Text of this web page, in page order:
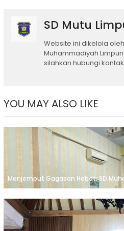
SD Mutu
Website ini dikelola
Muhammadiyah
silahkan hubungi
YOU MAY ALSO LIKE
Menjemput Gagasan Hebat: SD